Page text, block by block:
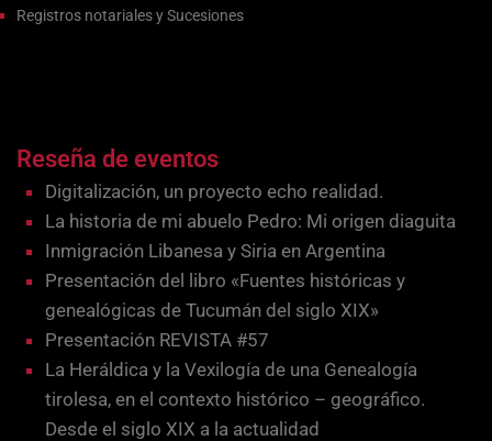
Registros notariales y Sucesiones
Reseña de eventos
Digitalización, un proyecto echo realidad.
La historia de mi abuelo Pedro: Mi origen diaguita
Inmigración Libanesa y Siria en Argentina
Presentación del libro «Fuentes históricas y
genealógicas de Tucumán del siglo XIX»
Presentación REVISTA #57
La Heráldica y la Vexilogía de una Genealogía
tirolesa, en el contexto histórico – geográfico.
Desde el siglo XIX a la actualidad